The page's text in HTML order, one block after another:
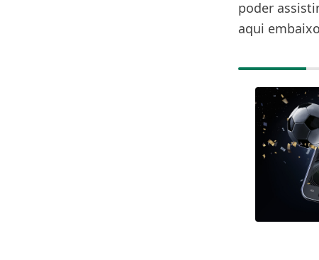
poder
aqui